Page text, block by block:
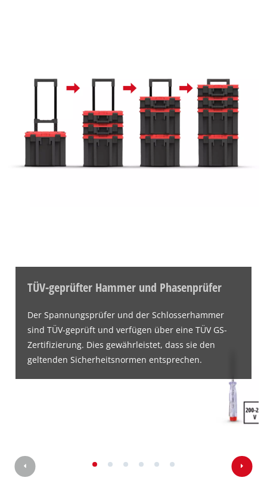
Management Platform
TÜV-geprüfter Hammer und Phasenprüfer
Der Spannungsprüfer und der Schlosserhammer
sind TÜV-geprüft und verfügen über eine TÜV GS-
Zertifizierung. Dies gewährleistet, dass sie den
geltenden Sicherheitsnormen entsprechen.